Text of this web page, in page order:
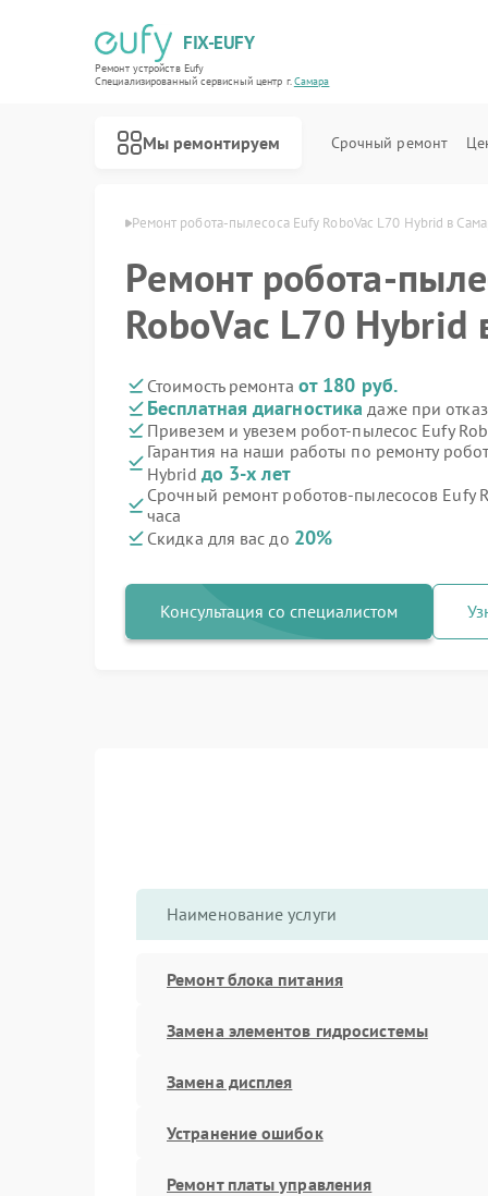
FIX-EUFY
Ремонт устройств Eufy
Специализированный cервисный центр г.Самара
Мы ремонтируем Срочный ремонт
Ремонт робота-пылесоса Eufy RoboVac L70 Hybrid в
Ремонт робота-
RoboVac L70 Hybrid
Стоимость ремонта от 180 руб.
Бесплатная диагностика даже при
Привезем и увезем робот-пылесос Eufy
Гарантия на наши работы по ремонту
Hybrid до 3-х лет
Срочный ремонт роботов-пылесосов Eufy
часа
Скидка для вас до 20%
Консультация со специалистом
Наименование услуги
Ремонт блока питания
Замена элементов гидросистемы
Замена дисплея
Устранение ошибок
Ремонт платы управления